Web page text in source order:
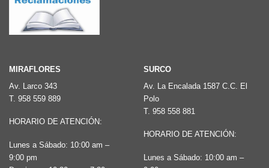
de
producto
MIRAFLORES
Av. Larco 343
T. 958 559 889
HORARIO DE ATENCIÓN:
Lunes a Sábado: 10:00 am –
9:00 pm
SURCO
Av. La Encalada 1587 C.C. El
Polo
T. 958 558 881
HORARIO DE ATENCIÓN:
Lunes a Sábado: 10:00 am –